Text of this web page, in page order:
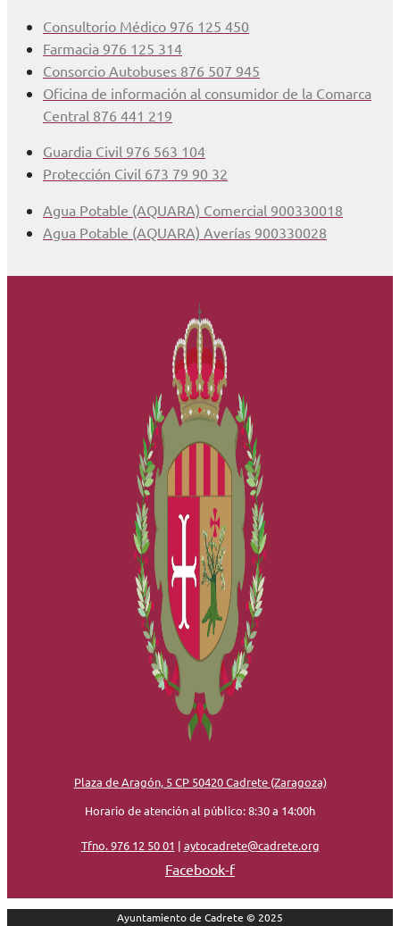
Consultorio Médico 976 125 450
Farmacia 976 125 314
Consorcio Autobuses 876 507 945
Oficina de información al consumidor de la Comarca
Central 876 441 219
Guardia Civil 976 563 104
Protección Civil 673 79 90 32
Agua Potable (AQUARA) Comercial 900330018
Agua Potable (AQUARA) Averías 900330028
Plaza de Aragón, 5 CP 50420 Cadrete (Zaragoza)
Horario de atención al público: 8:30 a 14:00h
Tfno. 976 12 50 01 | aytocadrete@cadrete.org
Facebook-f
Ayuntamiento de Cadrete © 2025